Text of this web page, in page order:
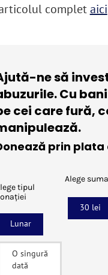
completaici
ne să
Cu
cei care fură,
prin plata
tipul
Lunar
O singură
dată
Alege suma
30 lei